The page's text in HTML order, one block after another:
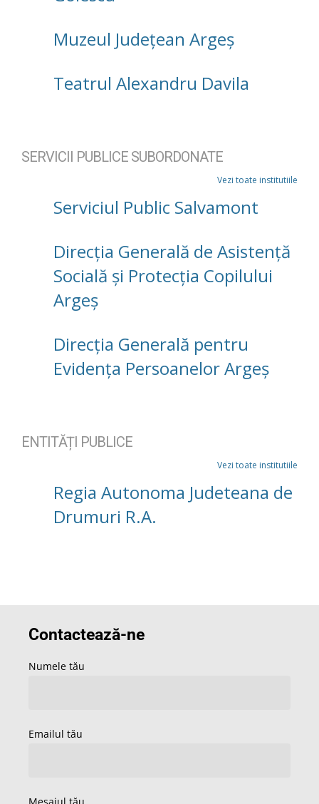
Muzeul Județean Argeș
Teatrul Alexandru Davila
SERVICII PUBLICE SUBORDONATE
Vezi toate institutiile
Serviciul Public Salvamont
Direcţia Generală de Asistenţă
Socială şi Protecţia Copilului
Argeş
Direcția Generală pentru
Evidența Persoanelor Argeș
ENTITĂȚI PUBLICE
Vezi toate institutiile
Regia Autonoma Judeteana de
Drumuri R.A.